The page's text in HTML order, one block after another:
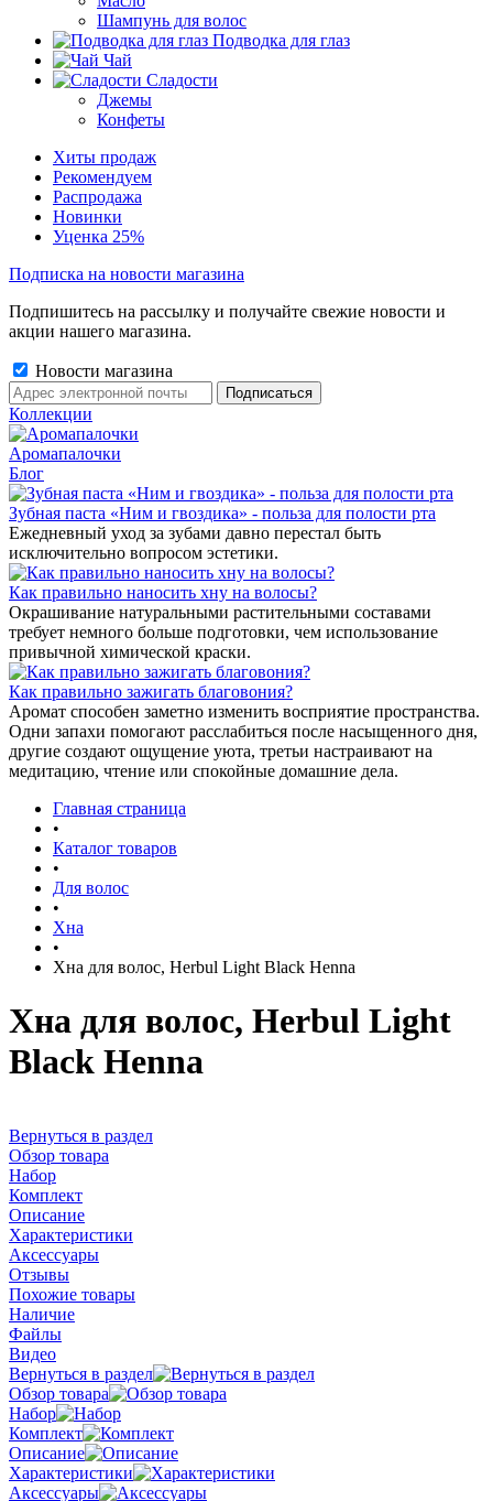
Шампунь для волос
Подводка для глаз
Чай
Сладости
Джемы
Конфеты
Хиты продаж
Рекомендуем
Распродажа
Новинки
Уценка 25%
Подписка на новости магазина
Подпишитесь на рассылку и получайте свежие новости и
акции нашего магазина.
Новости магазина
Коллекции
Аромапалочки
Блог
Зубная паста «Ним и гвоздика» - польза для полости рта
Ежедневный уход за зубами давно перестал быть
исключительно вопросом эстетики.
Как правильно наносить хну на волосы?
Окрашивание натуральными растительными составами
требует немного больше подготовки, чем использование
привычной химической краски.
Как правильно зажигать благовония?
Аромат способен заметно изменить восприятие пространства.
Одни запахи помогают расслабиться после насыщенного дня,
другие создают ощущение уюта, третьи настраивают на
медитацию, чтение или спокойные домашние дела.
Главная страница
•
Каталог товаров
•
Для волос
•
Хна
•
Хна для волос, Herbul Light Black Henna
Хна для волос, Herbul Light
Black Henna
Вернуться в раздел
Обзор товара
Набор
Комплект
Описание
Характеристики
Аксессуары
Отзывы
Похожие товары
Наличие
Файлы
Видео
Вернуться в раздел
Обзор товара
Набор
Комплект
Описание
Характеристики
Аксессуары